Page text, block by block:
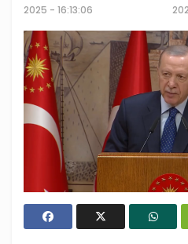
2025 - 16:13:06